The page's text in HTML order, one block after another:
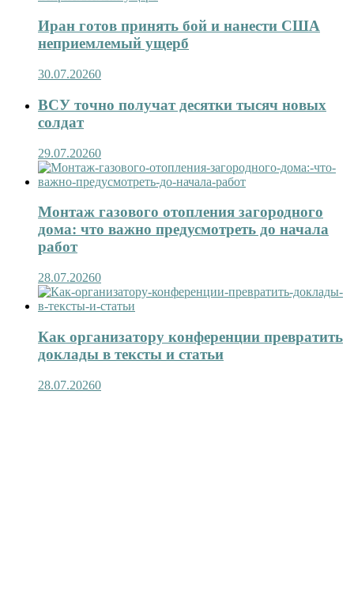
Иран готов принять бой и нанести США
неприемлемый ущерб
30.07.20260
ВСУ точно получат десятки тысяч новых
солдат
29.07.20260
Монтаж газового отопления загородного
дома: что важно предусмотреть до начала
работ
28.07.20260
Как организатору конференции превратить
доклады в тексты и статьи
28.07.20260